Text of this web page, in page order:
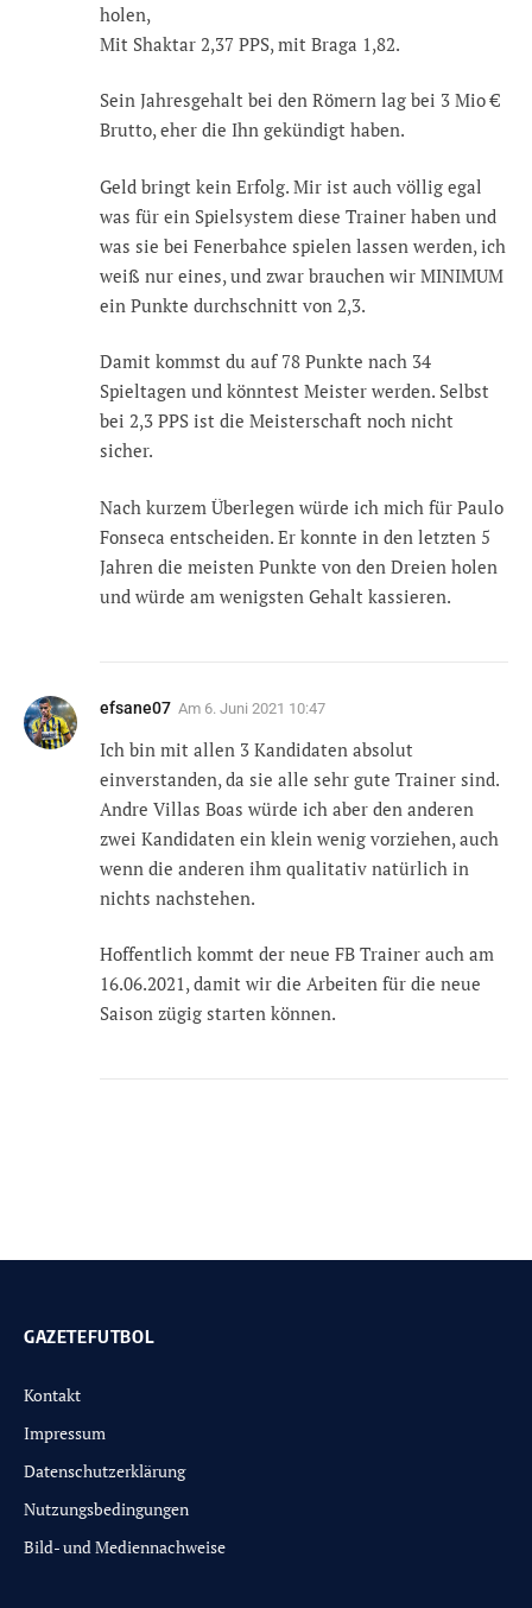
holen,
Mit Shaktar 2,37 PPS, mit Braga 1,82.
Sein Jahresgehalt bei den Römern lag bei 3 Mio €
Brutto, eher die Ihn gekündigt haben.
Geld bringt kein Erfolg. Mir ist auch völlig egal
was für ein Spielsystem diese Trainer haben und
was sie bei Fenerbahce spielen lassen werden, ich
weiß nur eines, und zwar brauchen wir MINIMUM
ein Punkte durchschnitt von 2,3.
Damit kommst du auf 78 Punkte nach 34
Spieltagen und könntest Meister werden. Selbst
bei 2,3 PPS ist die Meisterschaft noch nicht
sicher.
Nach kurzem Überlegen würde ich mich für Paulo
Fonseca entscheiden. Er konnte in den letzten 5
Jahren die meisten Punkte von den Dreien holen
und würde am wenigsten Gehalt kassieren.
efsane07 Am 6. Juni 2021 10:47
Ich bin mit allen 3 Kandidaten absolut
einverstanden, da sie alle sehr gute Trainer sind.
Andre Villas Boas würde ich aber den anderen
zwei Kandidaten ein klein wenig vorziehen, auch
wenn die anderen ihm qualitativ natürlich in
nichts nachstehen.
Hoffentlich kommt der neue FB Trainer auch am
16.06.2021, damit wir die Arbeiten für die neue
Saison zügig starten können.
GAZETEFUTBOL
Kontakt
Impressum
Datenschutzerklärung
Nutzungsbedingungen
Bild- und Mediennachweise